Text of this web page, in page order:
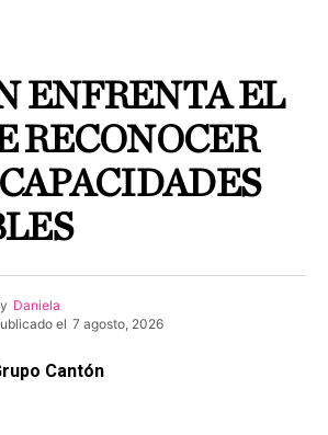
ENFRENTA EL
RECONOCER
Daniela
el 7 agosto, 2026
Cantón